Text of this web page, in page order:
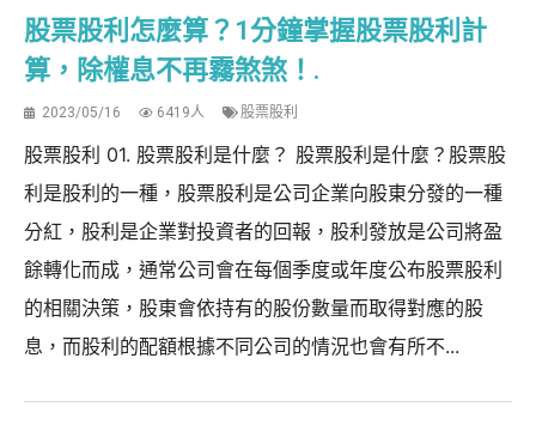
股票股利怎麼算？1分鐘掌握股票股利計
算，除權息不再霧煞煞！.
2023/05/16 6419人 股票股利
股票股利 01. 股票股利是什麼？ 股票股利是什麼？股票股
利是股利的一種，股票股利是公司企業向股東分發的一種
分紅，股利是企業對投資者的回報，股利發放是公司將盈
餘轉化而成，通常公司會在每個季度或年度公布股票股利
的相關決策，股東會依持有的股份數量而取得對應的股
息，而股利的配額根據不同公司的情況也會有所不...